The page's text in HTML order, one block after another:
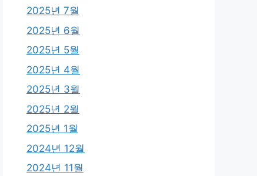
2025년 7월
2025년 6월
2025년 5월
2025년 4월
2025년 3월
2025년 2월
2025년 1월
2024년 12월
2024년 11월